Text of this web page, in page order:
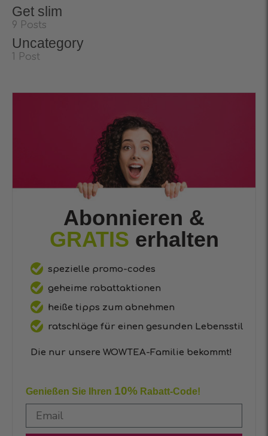
Get slim
9 Posts
Uncategory
1 Post
Abonnieren &
GRATIS erhalten
spezielle promo-codes
geheime rabattaktionen
heiße tipps zum abnehmen
ratschläge für einen gesunden Lebensstil
Die nur unsere WOWTEA-Familie bekommt!
Genießen Sie Ihren 10% Rabatt-Code!